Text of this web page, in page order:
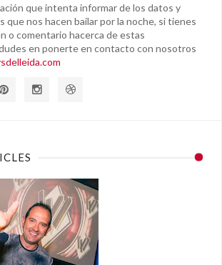
que intenta informar de los datos y
que nos hacen bailar por la noche, si tienes
o comentario hacerca de estas
en ponerte en contacto con nosotros